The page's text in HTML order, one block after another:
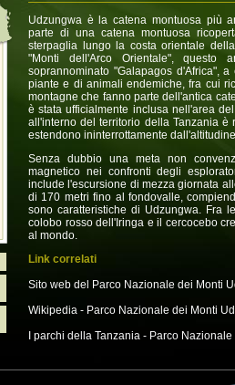
Udzungwa è la catena montuosa più
parte di una catena montuosa
sterpaglia lungo la costa orientale
"Monti dell'Arco Orientale", questo
soprannominato "Galapagos d'Africa",
piante e di animali endemiche, fra cui
montagne che fanno parte dell'antica
è stata ufficialmente inclusa nell'area
all'interno del territorio della Tanzania è
estendono ininterrottamente
Senza dubbio una meta non
magnetico nei confronti degli
include l'escursione di mezza giornata
di 170 metri fino al fondovalle,
sono caratteristiche di Udzungwa. Fra
colobo rosso dell'Iringa e il cercocebo
al mondo.
Link correlati
Sito web del Parco Nazionale dei Monti
Wikipedia - Parco Nazionale dei Monti
I parchi della Tanzania - Parco